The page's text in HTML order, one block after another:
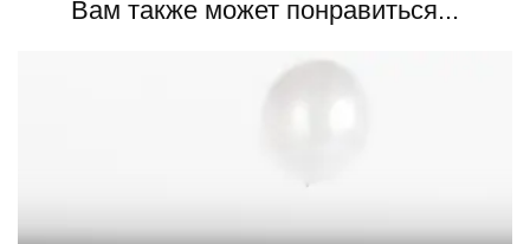
Вам также может понравиться...